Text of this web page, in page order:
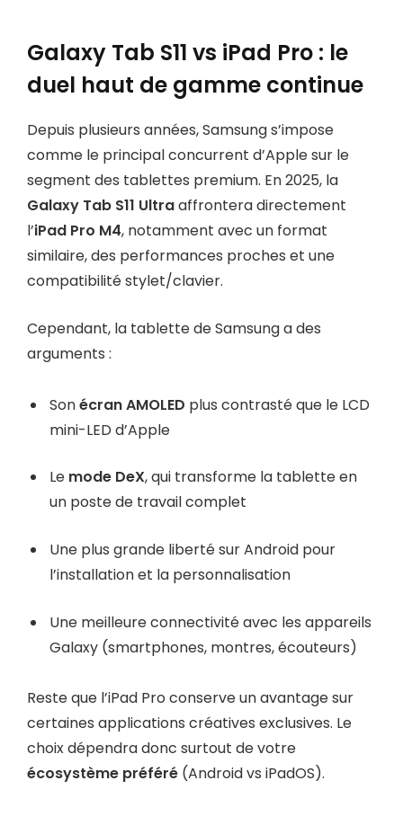
Galaxy Tab S11 vs iPad Pro : le
duel haut de gamme continue
Depuis plusieurs années, Samsung s’impose
comme le principal concurrent d’Apple sur le
segment des tablettes premium. En 2025, la
Galaxy Tab S11 Ultraaffrontera directement
l’iPad Pro M4, notamment avec un format
similaire, des performances proches et une
compatibilité stylet/clavier.
Cependant, la tablette de Samsung a des
arguments :
Sonécran AMOLED plus contrasté que le LCD
mini-LED d’Apple
Le mode DeX, qui transforme la tablette en
un poste de travail complet
Une plus grande liberté sur Android pour
l’installation et la personnalisation
Une meilleure connectivité avec les appareils
Galaxy (smartphones, montres, écouteurs)
Reste que l’iPad Pro conserve un avantage sur
certaines applications créatives exclusives. Le
choix dépendra donc surtout de votre
écosystème préféré (Android vs iPadOS).